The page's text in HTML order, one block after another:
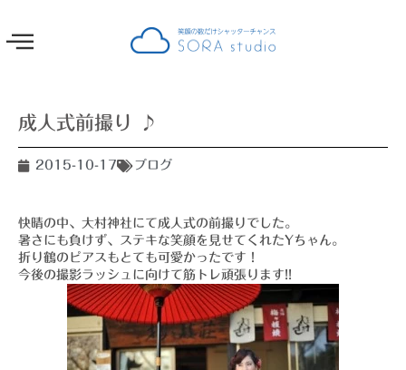
成人式前撮り ♪
2015-10-17 ブログ
快晴の中、大村神社にて成人式の前撮りでした。
暑さにも負けず、ステキな笑顔を見せてくれたYちゃん。
折り鶴のピアスもとても可愛かったです！
今後の撮影ラッシュに向けて筋トレ頑張ります!!